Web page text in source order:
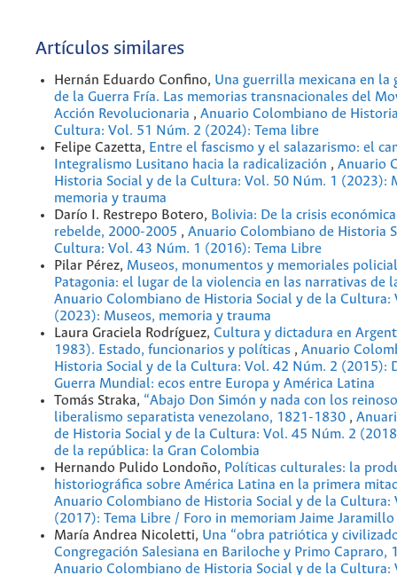
Artículos similares
Hernán Eduardo Confino, Una guerrilla mexicana en la
de la Guerra Fría. Las memorias transnacionales del
Acción Revolucionaria , Anuario Colombiano de
Cultura: Vol. 51 Núm. 2 (2024): Tema libre
Felipe Cazetta, Entre el fascismo y el salazarismo: el
Integralismo Lusitano hacia la radicalización , Anuario
Historia Social y de la Cultura: Vol. 50 Núm. 1 (2023):
memoria y trauma
Darío I. Restrepo Botero, Bolivia: De la crisis
rebelde, 2000-2005 , Anuario Colombiano de Historia
Cultura: Vol. 43 Núm. 1 (2016): Tema Libre
Pilar Pérez, Museos, monumentos y memoriales
Patagonia: el lugar de la violencia en las narrativas de
Anuario Colombiano de Historia Social y de la Cultura:
(2023): Museos, memoria y trauma
Laura Graciela Rodríguez, Cultura y dictadura en
1983). Estado, funcionarios y políticas , Anuario
Historia Social y de la Cultura: Vol. 42 Núm. 2 (2015):
Guerra Mundial: ecos entre Europa y América Latina
Tomás Straka, “Abajo Don Simón y nada con los
liberalismo separatista venezolano, 1821-1830 ,
de Historia Social y de la Cultura: Vol. 45 Núm. 2
de la república: la Gran Colombia
Hernando Pulido Londoño, Políticas culturales: la
historiográfica sobre América Latina en la primera
Anuario Colombiano de Historia Social y de la Cultura:
(2017): Tema Libre / Foro in memoriam Jaime
María Andrea Nicoletti, Una “obra patriótica y
Congregación Salesiana en Bariloche y Primo
Anuario Colombiano de Historia Social y de la Cultura: